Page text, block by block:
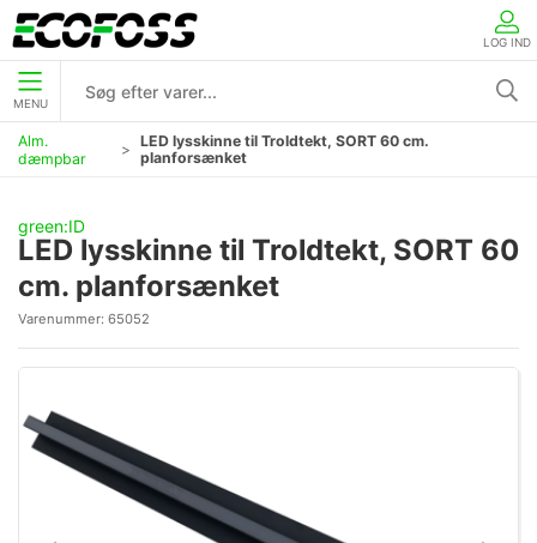
LOG IND
MENU
Alm.
dæmpbar
LED lysskinne til Troldtekt, SORT 60 cm.
planforsænket
green:ID
LED lysskinne til Troldtekt, SORT 60
cm. planforsænket
Varenummer: 65052